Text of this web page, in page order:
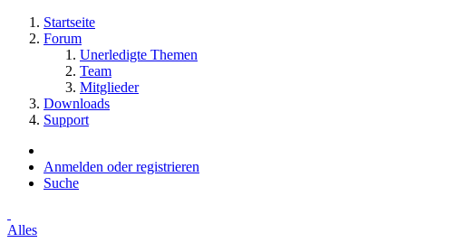
Startseite
Forum
Unerledigte Themen
Team
Mitglieder
Downloads
Support
Anmelden oder registrieren
Suche
Alles